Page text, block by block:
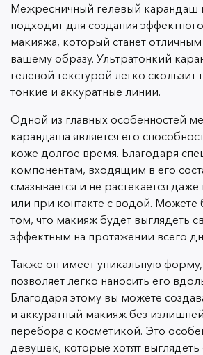
Межресничный гелевый карандаш
подходит для создания
макияжа, который станет
вашему образу. Ультратонкий
гелевой текстурой легко
тонкие и аккуратные линии.
Одной из главных особенностей
карандаша является его
коже долгое время. Благодаря
компонентам, входящим в его
смазывается и не растекается
или при контакте с водой. Можете
том, что макияж будет выглядеть
эффектным на протяжении всего
Также он имеет уникальную
позволяет легко наносить его
Благодаря этому вы можете
и аккуратный макияж без
перебора с косметикой. Это
девушек, которые хотят выглядеть